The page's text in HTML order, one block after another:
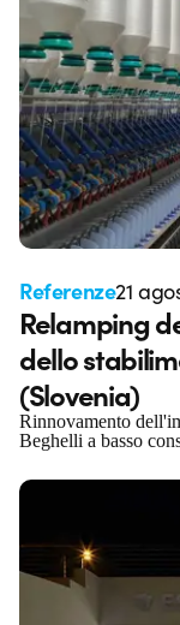
Referenze21
Relamping
dello
(Slovenia)
Rinnovamento
Beghelli a basso